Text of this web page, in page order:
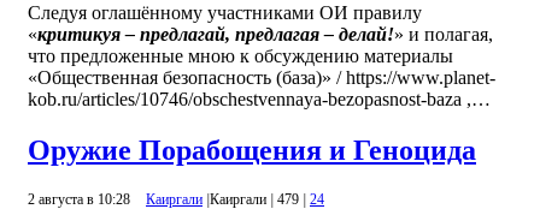
Следуя оглашённому участниками ОИ правилу
«критикуя – предлагай, предлагая – делай!» и полагая,
что предложенные мною к обсуждению материалы
«Общественная безопасность (база)» / https://www.planet-
kob.ru/articles/10746/obschestvennaya-bezopasnost-baza ,…
Оружие Порабощения и Геноцида
2 августа в 10:28 Каиргали |Каиргали | 479 | 24